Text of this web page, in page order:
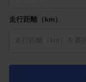
走行距離（km）